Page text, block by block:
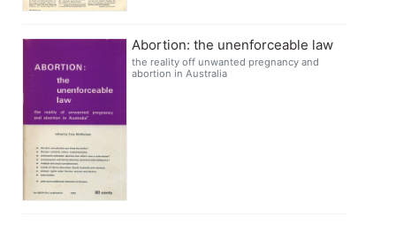
Abortion: the unenforceable law
the reality off unwanted pregnancy and
abortion in Australia